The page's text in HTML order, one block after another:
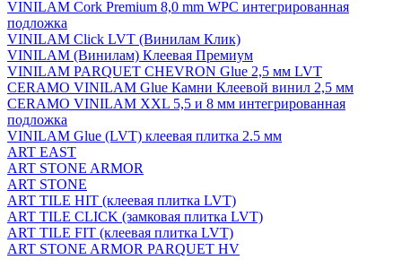
VINILAM Cork Premium 8,0 mm WPC интегрированная
подложка
VINILAM Click LVT (Винилам Клик)
VINILAM (Винилам) Клеевая Премиум
VINILAM PARQUET CHEVRON Glue 2,5 мм LVT
CERAMO VINILAM Glue Камни Клеевой винил 2,5 мм
CERAMO VINILAM XXL 5,5 и 8 мм интегрированная
подложка
VINILAM Glue (LVT) клеевая плитка 2.5 мм
ART EAST
ART STONE ARMOR
ART STONE
ART TILE HIT (клеевая плитка LVT)
ART TILE CLICK (замковая плитка LVT)
ART TILE FIT (клеевая плитка LVT)
ART STONE ARMOR PARQUET HV